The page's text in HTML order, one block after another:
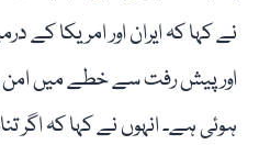
نے کہا کہ ایران اور امریکا کے
اور پیش رفت سے خطے میں امن
ہوئی ہے۔ انہوں نے کہا کہ اگر